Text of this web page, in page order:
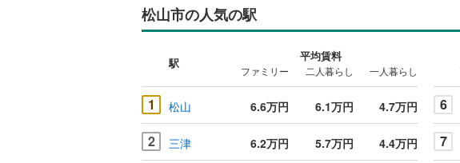
松山市の人気の駅
駅 平均賃料
ファミリー 二人暮らし 一人暮らし
1 松山 6.6万円 6.1万円 4.7万円
2 三津 6.2万円 5.7万円 4.4万円
6
7